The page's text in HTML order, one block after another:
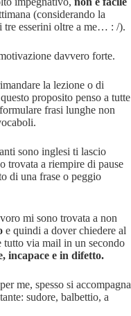
(considerando la
tre esserini oltre a me… : /).
davvero forte.
la lezione o di
proposito penso a tutte
frasi lunghe non
sono inglesi ti lascio
trovata a riempire di pause
di una frase o peggio
mi sono trovata a non
e quindi a dover chiedere al
via mail in un secondo
incapace e in difetto.
me, spesso si accompagna
sudore, balbettio, a